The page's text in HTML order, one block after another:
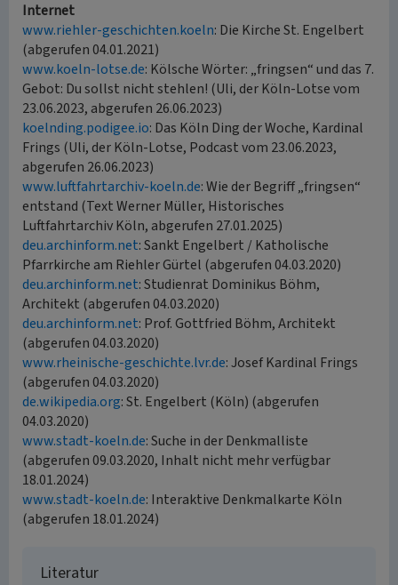
Internet
www.riehler-geschichten.koeln: Die Kirche St. Engelbert
(abgerufen 04.01.2021)
www.koeln-lotse.de: Kölsche Wörter: „fringsen“ und das 7.
Gebot: Du sollst nicht stehlen! (Uli, der Köln-Lotse vom
23.06.2023, abgerufen 26.06.2023)
koelnding.podigee.io: Das Köln Ding der Woche, Kardinal
Frings (Uli, der Köln-Lotse, Podcast vom 23.06.2023,
abgerufen 26.06.2023)
www.luftfahrtarchiv-koeln.de: Wie der Begriff „fringsen“
entstand (Text Werner Müller, Historisches
Luftfahrtarchiv Köln, abgerufen 27.01.2025)
deu.archinform.net: Sankt Engelbert / Katholische
Pfarrkirche am Riehler Gürtel (abgerufen 04.03.2020)
deu.archinform.net: Studienrat Dominikus Böhm,
Architekt (abgerufen 04.03.2020)
deu.archinform.net: Prof. Gottfried Böhm, Architekt
(abgerufen 04.03.2020)
www.rheinische-geschichte.lvr.de: Josef Kardinal Frings
(abgerufen 04.03.2020)
de.wikipedia.org: St. Engelbert (Köln) (abgerufen
04.03.2020)
www.stadt-koeln.de: Suche in der Denkmalliste
(abgerufen 09.03.2020, Inhalt nicht mehr verfügbar
18.01.2024)
www.stadt-koeln.de: Interaktive Denkmalkarte Köln
(abgerufen 18.01.2024)
Literatur